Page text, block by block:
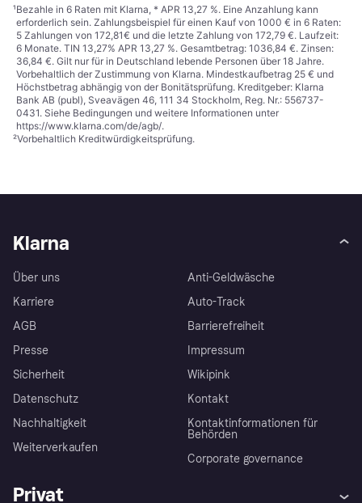
¹Bezahle in 6 Raten mit Klarna, * APR 13,27 %. Eine Anzahlung kann
erforderlich sein. Zahlungsbeispiel für einen Kauf von 1000 € in 6 Raten:
5 Zahlungen von 172,81€ und die letzte Zahlung von 172,79 €. Laufzeit:
6 Monate. TIN 13,27% APR 13,27 %. Gesamtbetrag: 1036,84 €. Zinsen:
36,84 €. Gilt nur für in Deutschland lebende Personen über 18 Jahre.
Vorbehaltlich der Zustimmung von Klarna. Mindestkaufbetrag 25 € und
Höchstbetrag abhängig von der Bonitätsprüfung. Kreditgeber: Klarna
Bank AB (publ), Sveavägen 46, 111 34 Stockholm, Reg. Nr.: 556737-
0431. Siehe Bedingungen und weitere Informationen unter
https://www.klarna.com/de/agb/.
²Vorbehaltlich Kreditwürdigkeitsprüfung.
Klarna
Über uns
Karriere
AGB
Presse
Sicherheit
Datenschutz
Nachhaltigkeit
Weiterverkaufen
Anti-Geldwäsche
Auto-Track
Barrierefreiheit
Impressum
Wikipink
Kontakt
Kontaktinformationen für
Behörden
Corporate governance
Privat